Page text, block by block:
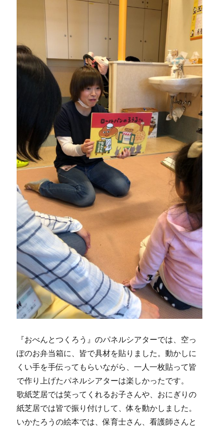
『おべんとつくろう』のパネルシアターでは、空っ
ぽのお弁当箱に、皆で具材を貼りました。動かしに
くい手を手伝ってもらいながら、一人一枚貼って皆
で作り上げたパネルシアターは楽しかったです。
歌紙芝居では笑ってくれるお子さんや、おにぎりの
紙芝居では皆で振り付けして、体を動かしました。
いかたろうの絵本では、保育士さん、看護師さんと